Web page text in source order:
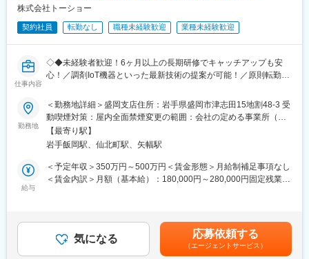
江刺での研修施設で約半年間技術習得いただきます。
▼
▼
その後、海外案件を担当いただきます。
■ポジションの特徴：
◇年間業務の約3分の2が海外対応です。
◇装置1台の立ち上げには約30日を要するため、待機期間も含め
長期出張となります。※ビザの関係上、100日を超える滞在は基本
◇現地では通訳が帯同するため、言語不問ですが、英語／中国語
／韓国語ができる方は歓迎です。
※将来的には約2倍規模への増員を予定しています
※案件は必ずチームで担当しており、単独行動はありません
株式会社トーショー
契約社員 転勤なし 職種未経験歓迎 業種未経験歓迎
仕事内容
◇◆未経験者歓迎！6ヶ月以上の長期研修でキャッチアップも安
心！／調剤IoT機器といった最新技術の提案が可能！／原則転勤は
仕事◆◇
【はじめに】
既存のお客様である調剤薬局やドラッグストアに対して、主力製
品である全自動調剤分包機などの調剤IoT機器を販売いただく職種
となります。
IoT製品の販売スキルの市場価値は上昇の一途を辿っており、同社
で得られるスキルも例外ではありません。完全未経験から市場価
【業務概要】
・提案資料作成
・顧客要望のヒアリング、製品提案
勤務地
＜勤務地詳細＞盛岡支店住所：岩手県盛岡市津志田15地割48-3 受
動喫煙対策：屋内全面禁煙変更の範囲：会社の定める事業所（リ
モートワーク含む）
【最寄り駅】
岩手飯岡駅、仙北町駅、矢幅駅
給与
＜予定年収＞350万円～500万円＜賃金形態＞月給制補足事項なし
＜賃金内訳＞月額（基本給）：180,000円～280,000円固定残業手
＞※給与詳細は、年齢・スキルを考慮し決定します。■昇給：年1
回■賞与：年2回年収420万円／30歳 経験5年年収500万円／32歳
経験7年賃金はあくまでも目安の金額であり、選考を通じて上下す
気になる 応募依頼する
（エージェントサービス）